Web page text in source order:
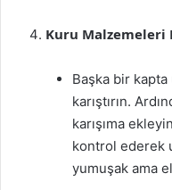
Kuru Malzemeleri
Başka bir
karıştırın.
karışıma
kontrol ederek
yumuşak ama